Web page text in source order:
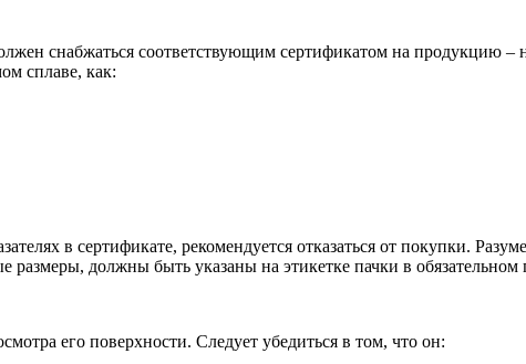
снабжаться соответствующим сертификатом на продукцию –
сплаве, как:
в сертификате, рекомендуется отказаться от покупки.
размеры, должны быть указаны на этикетке пачки в обязательном
его поверхности. Следует убедиться в том, что он: